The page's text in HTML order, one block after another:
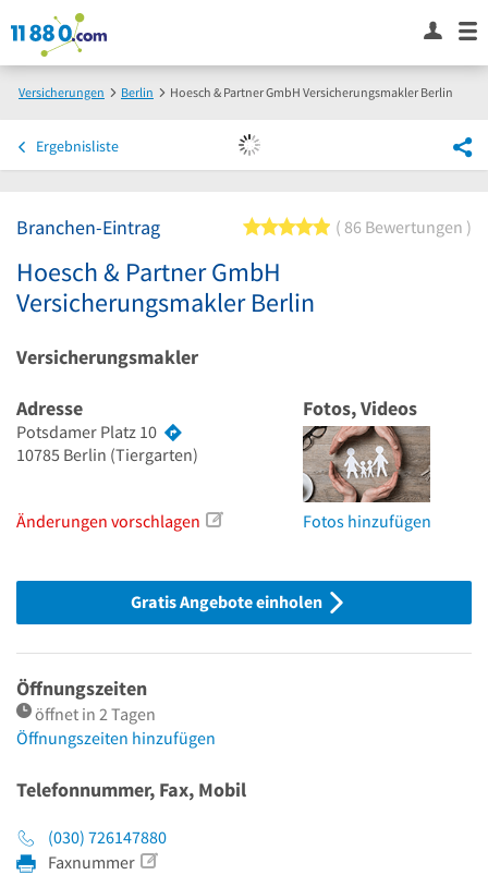
Versicherungen Berlin Hoesch & Partner GmbH Versicherungsmakler Berlin
Ergebnisliste
Branchen-Eintrag 5 von 5 Sternen
86 Bewertungen
Hoesch & Partner GmbH
Versicherungsmakler Berlin
Versicherungsmakler
Adresse
Potsdamer Platz 10
10785 Berlin (Tiergarten)
Änderungen vorschlagen
Fotos, Videos
Fotos hinzufügen
Gratis Angebote einholen
Öffnungszeiten
öffnet in 2 Tagen
Öffnungszeiten hinzufügen
Telefonnummer, Fax, Mobil
(030) 726147880
Faxnummer